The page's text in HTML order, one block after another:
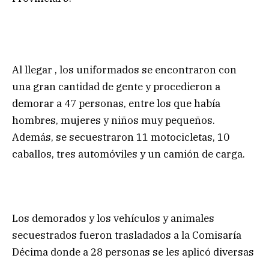
Al llegar , los uniformados se encontraron con
una gran cantidad de gente y procedieron a
demorar a 47 personas, entre los que había
hombres, mujeres y niños muy pequeños.
Además, se secuestraron 11 motocicletas, 10
caballos, tres automóviles y un camión de carga.
Los demorados y los vehículos y animales
secuestrados fueron trasladados a la Comisaría
Décima donde a 28 personas se les aplicó diversas